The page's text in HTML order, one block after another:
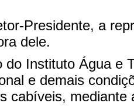
Presidente, a
dele.
do Instituto Água e
e demais
cabíveis,